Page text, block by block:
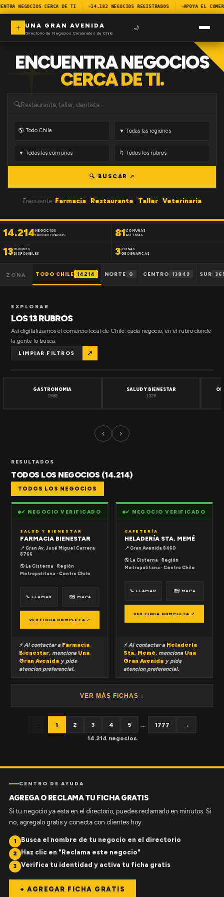
NEGOCIOS CERCA DE TI 14.182 NEGOCIOS REGISTRADOS APOYA EL
UNA GRAN AVENIDA
Directorio de Negocios Comunales de Chile
🌙
ENCUENTRA NEGOCIOS
CERCA DE TI.
🔍
🔍 BUSCAR ↗
Frecuente: Farmacia · Restaurante · Taller · Veterinaria
14.214NEGOCIOS
ENCONTRADOS
81 COMUNAS
ACTIVAS
13RUBROS
DISPONIBLES
3 ZONAS
GEOGRAFICAS
ZONA TODO CHILE 14214 NORTE 0 CENTRO 13849 SUR
EXPLORAR
LOS 13 RUBROS
Así digitalizamos el comercio local de Chile: cada negocio, en el rubro donde
la gente lo busca.
LIMPIAR FILTROS ↗
GASTRONOMIA
1508
SALUD Y BIENESTAR
1320
‹ ›
RESULTADOS
TODOS LOS NEGOCIOS (14.214)
TODOS LOS NEGOCIOS
✔ NEGOCIO VERIFICADO
SALUD Y BIENESTAR
FARMACIA BIENESTAR
📍 Gran Av. José Miguel Carrera
8766
🌎 La Cisterna · Región
Metropolitana · Centro Chile
📞 LLAMAR 🗺 MAPA
VER FICHA COMPLETA ↗
⚡ Al contactar a Farmacia
Bienestar, menciona Una
Gran Avenida y pide
atencion preferencial.
✔ NEGOCIO VERIFICADO
CAFETERÍA
HELADERÍA STA. MEMÉ
📍 Gran Avenida 8460
🌎 La Cisterna · Región
Metropolitana · Centro Chile
📞 LLAMAR 🗺 MAPA
VER FICHA COMPLETA ↗
⚡ Al contactar a Heladería
Sta. Memé, menciona Una
Gran Avenida y pide
atencion preferencial.
VER MÁS FICHAS ↓
← 1 2 3 4 5 ... 1777
→
14.214 negocios
CENTRO DE AYUDA
AGREGA O RECLAMA TU FICHA GRATIS
Si tu negocio ya esta en el directorio, puedes reclamarlo en minutos. Si
no, agregalo gratis y conecta con clientes hoy.
1 Busca el nombre de tu negocio en el directorio
2 Haz clic en "Reclama este negocio"
3 Verifica tu identidad y activa tu ficha gratis
+ AGREGAR FICHA GRATIS